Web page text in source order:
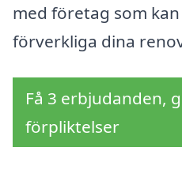
med företag som
förverkliga dina
Få 3 erbjudanden,
förpliktelser